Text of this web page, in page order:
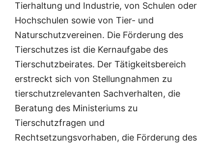
Tierhaltung und Industrie, von Schulen oder
Hochschulen sowie von Tier- und
Naturschutzvereinen. Die Förderung des
Tierschutzes ist die Kernaufgabe des
Tierschutzbeirates. Der Tätigkeitsbereich
erstreckt sich von Stellungnahmen zu
tierschutzrelevanten Sachverhalten, die
Beratung des Ministeriums zu
Tierschutzfragen und
Rechtsetzungsvorhaben, die Förderung des